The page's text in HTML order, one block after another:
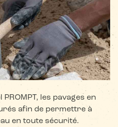
les pavages en
afin de permettre à
en toute sécurité.